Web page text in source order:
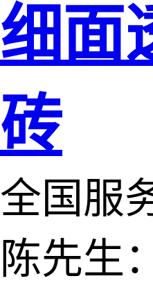
细面
砖
全国服
陈先生：